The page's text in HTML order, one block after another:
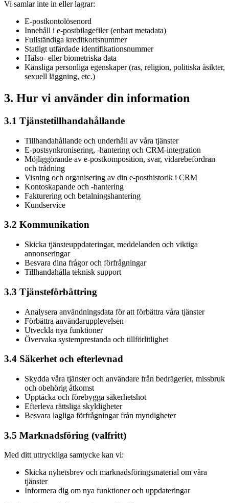
Vi samlar inte in eller lagrar:
E-postkontolösenord
Innehåll i e-postbilagefiler (enbart metadata)
Fullständiga kreditkortsnummer
Statligt utfärdade identifikationsnummer
Hälso- eller biometriska data
Känsliga personliga egenskaper (ras, religion, politiska åsikter,
sexuell läggning, etc.)
3. Hur vi använder din information
3.1 Tjänstetillhandahållande
Tillhandahållande och underhåll av våra tjänster
E-postsynkronisering, -hantering och CRM-integration
Möjliggörande av e-postkomposition, svar, vidarebefordran
och trådning
Visning och organisering av din e-posthistorik i CRM
Kontoskapande och -hantering
Fakturering och betalningshantering
Kundservice
3.2 Kommunikation
Skicka tjänsteuppdateringar, meddelanden och viktiga
annonseringar
Besvara dina frågor och förfrågningar
Tillhandahålla teknisk support
3.3 Tjänsteförbättring
Analysera användningsdata för att förbättra våra tjänster
Förbättra användarupplevelsen
Utveckla nya funktioner
Övervaka systemprestanda och tillförlitlighet
3.4 Säkerhet och efterlevnad
Skydda våra tjänster och användare från bedrägerier, missbruk
och obehörig åtkomst
Upptäcka och förebygga säkerhetshot
Efterleva rättsliga skyldigheter
Besvara lagliga förfrågningar från myndigheter
3.5 Marknadsföring (valfritt)
Med ditt uttryckliga samtycke kan vi:
Skicka nyhetsbrev och marknadsföringsmaterial om våra
tjänster
Informera dig om nya funktioner och uppdateringar